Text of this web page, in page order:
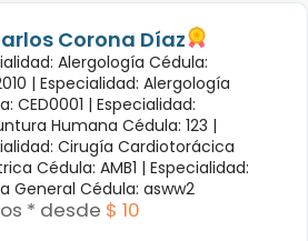
Corona Díaz
Alergología Cédula:
| Especialidad: Alergología
CED0001 | Especialidad:
Humana Cédula: 123 |
Cirugía Cardiotorácica
Cédula: AMB1 | Especialidad:
General Cédula: asww2
* desde $ 10